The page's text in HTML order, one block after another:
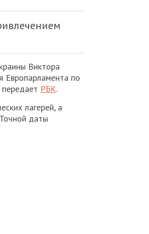
Виктора
Европарламента по
РБК.
лагерей, а
даты